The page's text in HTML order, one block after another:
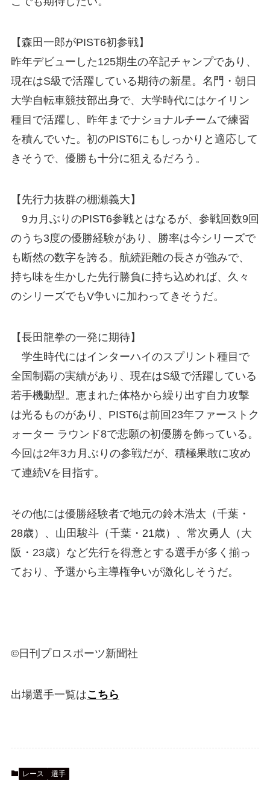
【森田一郎がPIST6初参戦】
昨年デビューした125期生の卒記チャンプであり、
現在はS級で活躍している期待の新星。名門・朝日
大学自転車競技部出身で、大学時代にはケイリン
種目で活躍し、昨年までナショナルチームで練習
を積んでいた。初のPIST6にもしっかりと適応して
きそうで、優勝も十分に狙えるだろう。
【先行力抜群の棚瀬義大】
9カ月ぶりのPIST6参戦とはなるが、参戦回数9回
のうち3度の優勝経験があり、勝率は今シリーズで
も断然の数字を誇る。航続距離の長さが強みで、
持ち味を生かした先行勝負に持ち込めれば、久々
のシリーズでもV争いに加わってきそうだ。
【長田龍拳の一発に期待】
学生時代にはインターハイのスプリント種目で
全国制覇の実績があり、現在はS級で活躍している
若手機動型。恵まれた体格から繰り出す自力攻撃
は光るものがあり、PIST6は前回23年ファーストク
ォーター ラウンド8で悲願の初優勝を飾っている。
今回は2年3カ月ぶりの参戦だが、積極果敢に攻め
て連続Vを目指す。
その他には優勝経験者で地元の鈴木浩太（千葉・
28歳）、山田駿斗（千葉・21歳）、常次勇人（大
阪・23歳）など先行を得意とする選手が多く揃っ
ており、予選から主導権争いが激化しそうだ。
©日刊プロスポーツ新聞社
出場選手一覧はこちら
レース 選手